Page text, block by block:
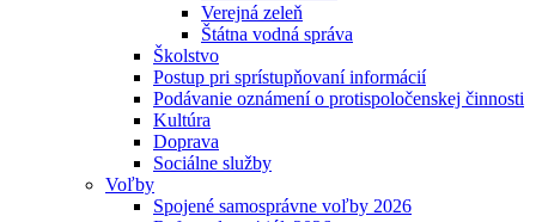
Verejná zeleň
Štátna vodná správa
Školstvo
Postup pri sprístupňovaní informácií
Podávanie oznámení o protispoločenskej činnosti
Kultúra
Doprava
Sociálne služby
Voľby
Spojené samosprávne voľby 2026